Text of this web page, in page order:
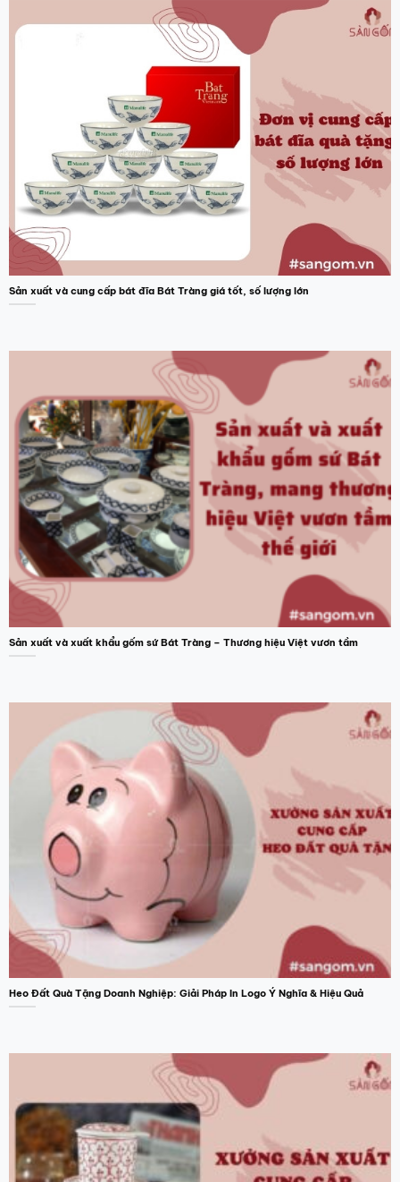
Sản xuất và cung cấp bát đĩa Bát Tràng giá tốt, số lượng lớn
Sản xuất và xuất khẩu gốm sứ Bát Tràng – Thương hiệu Việt vươn tầm
Heo Đất Quà Tặng Doanh Nghiệp: Giải Pháp In Logo Ý Nghĩa & Hiệu Quả